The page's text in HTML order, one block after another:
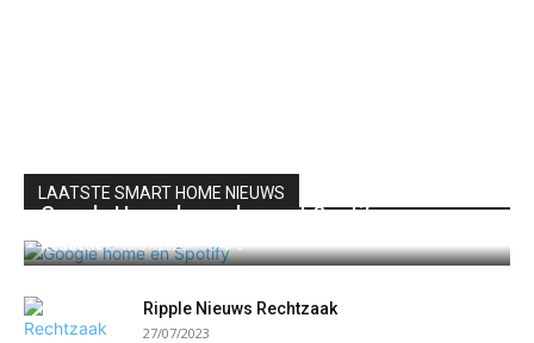
LAATSTE SMART HOME NIEUWS
Google Home koppelen met Spotify
Redactie - 10/07/2020 0
Ripple Nieuws Rechtzaak
27/07/2023